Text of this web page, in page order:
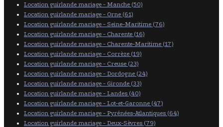
Location guirlande mariage - Manche (50)
Location guirlande mariage - Orne (61)
Location guirlande mariage - Seine-Maritime (76)
Location guirlande mariage - Charente (16)
Location guirlande mariage - Charente-Maritime (17)
Location guirlande mariage - Corrèze (19)
Location guirlande mariage - Creuse (23)
Location guirlande mariage - Dordogne (24)
Location guirlande mariage - Gironde (33)
Location guirlande mariage - Landes (40)
Location guirlande mariage - Lot-et-Garonne (47)
Location guirlande mariage - Pyrénées-Atlantiques (64)
Location guirlande mariage - Deux-Sèvres (79)